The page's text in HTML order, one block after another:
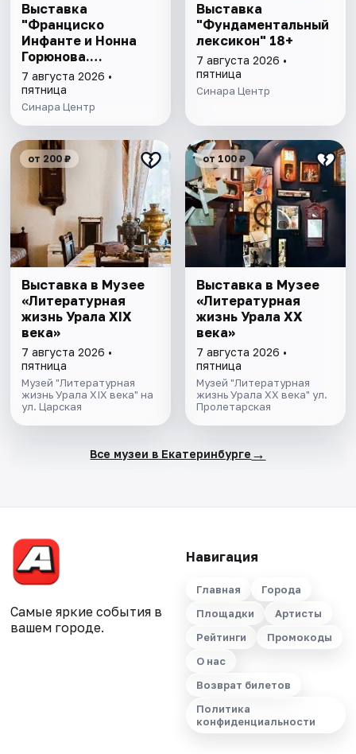
Выставка
"Франциско
Инфанте и Нонна
Горюнова.
Метафора,
метафизика,
метаморфоза" 6+
7 августа 2026 •
пятница
Синара Центр
Выставка
"Фундаментальный
лексикон" 18+
7 августа 2026 •
пятница
Синара Центр
от 200 ₽
Выставка в Музее
«Литературная
жизнь Урала ХIХ
века»
7 августа 2026 •
пятница
Музей "Литературная
жизнь Урала XIX века" на
ул. Царская
от 100 ₽
Выставка в Музее
«Литературная
жизнь Урала ХХ
века»
7 августа 2026 •
пятница
Музей "Литературная
жизнь Урала XX века" ул.
Пролетарская
Все музеи в Екатеринбурге →
Самые яркие события в
вашем городе.
Навигация
Главная
Города
Площадки
Артисты
Рейтинги
Промокоды
О нас
Возврат билетов
Политика
конфиденциальности